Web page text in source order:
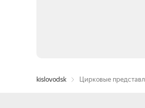
kislovodsk Цирковые